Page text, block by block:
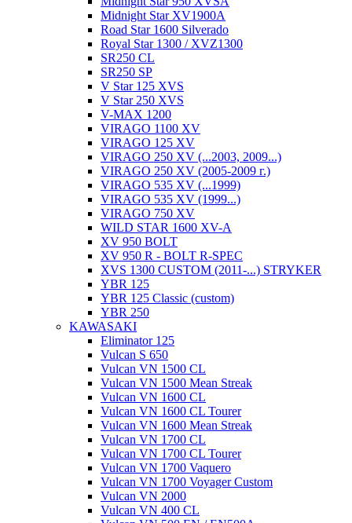
Midnight Star XV1900A
Road Star 1600 Silverado
Royal Star 1300 / XVZ1300
SR250 CL
SR250 SP
V Star 125 XVS
V Star 250 XVS
V-MAX 1200
VIRAGO 1100 XV
VIRAGO 125 XV
VIRAGO 250 XV (...2003, 2009...)
VIRAGO 250 XV (2005-2009 г.)
VIRAGO 535 XV (...1999)
VIRAGO 535 XV (1999...)
VIRAGO 750 XV
WILD STAR 1600 XV-A
XV 950 BOLT
XV 950 R - BOLT R-SPEC
XVS 1300 CUSTOM (2011-...) STRYKER
YBR 125
YBR 125 Classic (custom)
YBR 250
KAWASAKI
Eliminator 125
Vulcan S 650
Vulcan VN 1500 CL
Vulcan VN 1500 Mean Streak
Vulcan VN 1600 CL
Vulcan VN 1600 CL Tourer
Vulcan VN 1600 Mean Streak
Vulcan VN 1700 CL
Vulcan VN 1700 CL Tourer
Vulcan VN 1700 Vaquero
Vulcan VN 1700 Voyager Custom
Vulcan VN 2000
Vulcan VN 400 CL